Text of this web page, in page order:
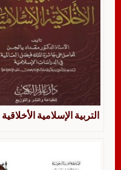
التربية الإسلامية الأخلاقية